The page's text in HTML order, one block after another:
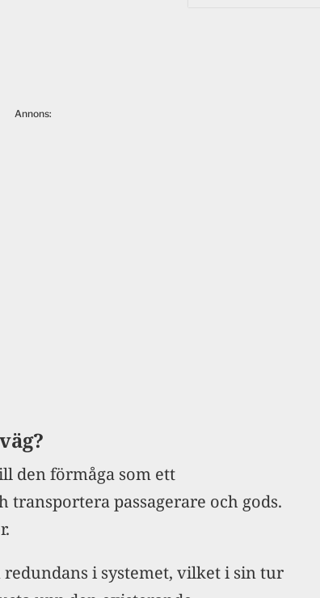
Annons:
den förmåga som ett
passagerare och gods.
i systemet, vilket i sin tur